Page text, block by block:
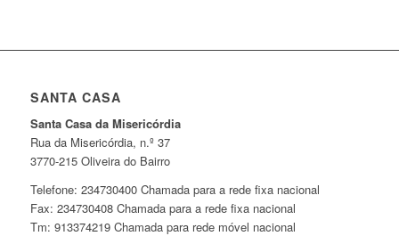
SANTA CASA
Santa Casa da Misericórdia
Rua da Misericórdia, n.º 37
3770-215 Oliveira do Bairro
Telefone: 234730400 Chamada para a rede fixa nacional
Fax: 234730408 Chamada para a rede fixa nacional
Tm: 913374219 Chamada para rede móvel nacional